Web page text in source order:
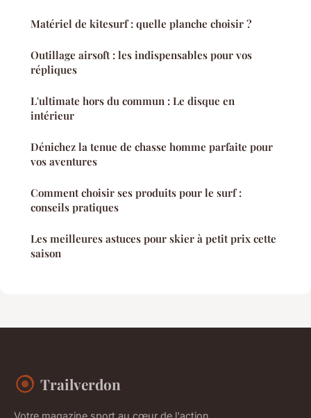
Matériel de kitesurf : quelle planche choisir ?
Outillage airsoft : les indispensables pour vos
répliques
L'ultimate hors du commun : Le disque en
intérieur
Dénichez la tenue de chasse homme parfaite pour
vos aventures
Comment choisir ses produits pour le surf :
conseils pratiques
Les meilleures astuces pour skier à petit prix cette
saison
Trailverdon
Votre magazine sport au cœur de l'action